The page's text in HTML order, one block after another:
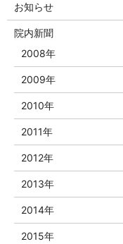
お知らせ
院内新聞
2008年
2009年
2010年
2011年
2012年
2013年
2014年
2015年